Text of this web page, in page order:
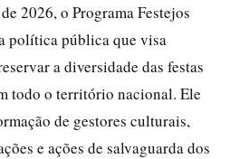
2026, o Programa Festejos
política pública que visa
a diversidade das festas
todo o território nacional. Ele
de gestores culturais,
e ações de salvaguarda dos